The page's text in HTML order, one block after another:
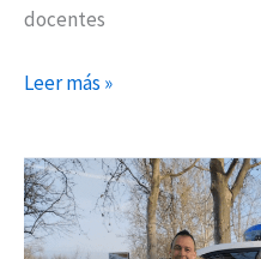
docentes
Leer más »
La
Policía
Local